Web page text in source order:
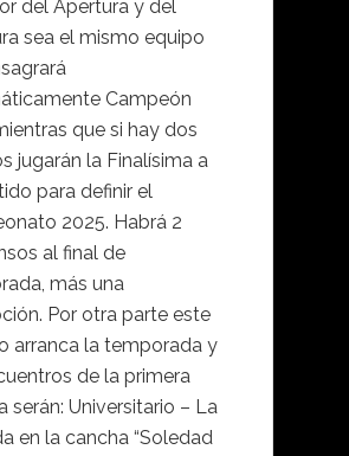
del Apertura y del
sea el mismo equipo
Campeón
que si hay dos
jugarán la Finalísima a
para definir el
2025. Habrá 2
al final de
más una
Por otra parte este
arranca la temporada y
de la primera
serán: Universitario – La
en la cancha “Soledad